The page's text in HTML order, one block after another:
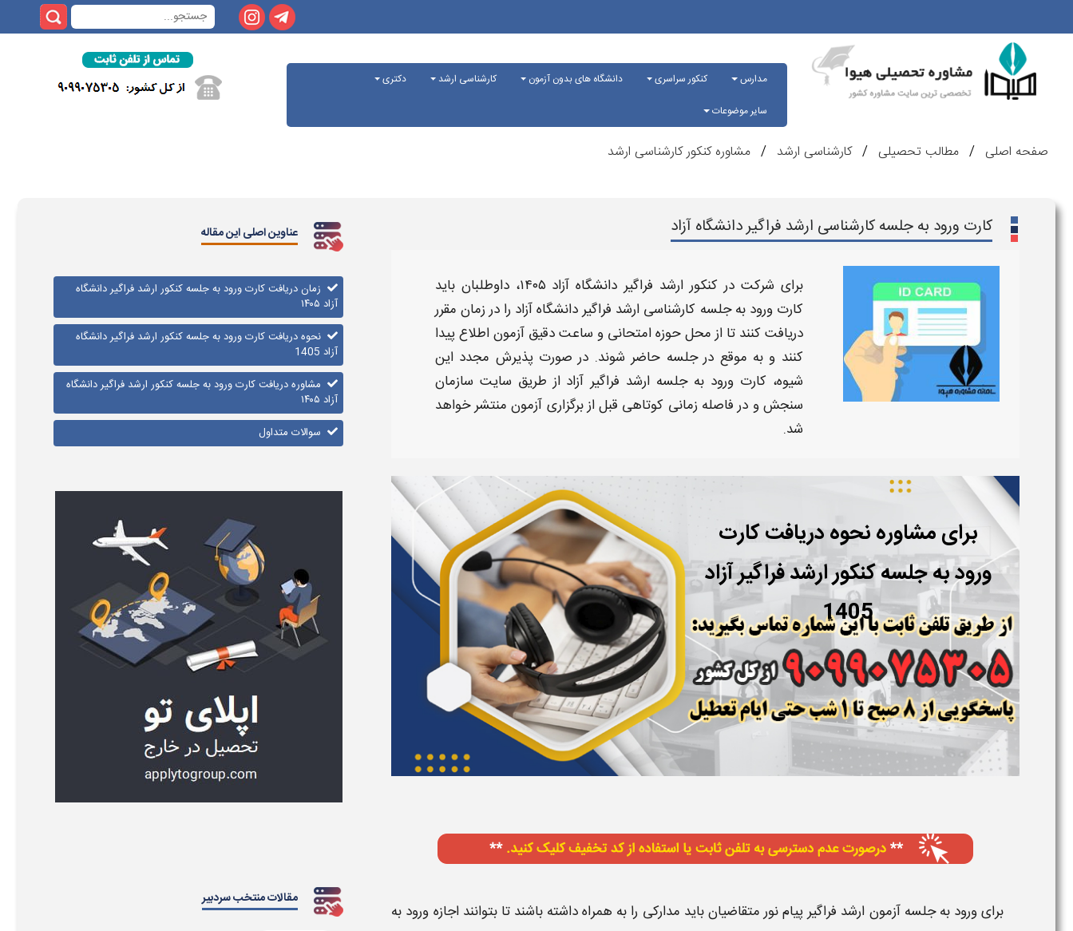
مدارس کنکور سراسری دانشگاه های بدون آزمون کارشناسی ارشد
دکتری
سایر موضوعات
صفحه اصلی مطالب تحصیلی کارشناسی ارشد مشاوره کنکور کارشناسی ارشد
کارت ورود به جلسه کارشناسی ارشد فراگیر دانشگاه آزاد
برای شرکت در کنکور ارشد فراگیر دانشگاه آزاد ۱۴۰۵
، داوطلبان باید
کارت ورود به جلسه کارشناسی ارشد فراگیر دانشگاه آزاد را در زمان مقرر
دریافت کنند تا از محل حوزه امتحانی و ساعت دقیق آزمون اطلاع پیدا
کنند و به موقع در جلسه حاضر شوند. در صورت پذیرش مجدد این
شیوه، کارت ورود به جلسه ارشد فراگیر آزاد از طریق سایت سازمان
سنجش و در فاصله زمانی کوتاهی قبل از برگزاری آزمون منتشر خواهد
شد.
برای مشاوره نحوه دریافت کارت
ورود به جلسه کنکور ارشد فراگیر آزاد
1405
برای ورود بهجلسه آزمون ارشد فراگیر پیام نورمتقاضیان باید مدارکی را به همراه داشته باشند تا بتوانند اجازه ورود به
عناوین اصلی این مقاله
زمان دریافت کارت ورود به جلسه کنکور ارشد فراگیر دانشگاه
آزاد ۱۴۰۵
نحوه دریافت کارت ورود به جلسه کنکور ارشد فراگیر دانشگاه
آزاد 1405
مشاوره دریافت کارت ورود به جلسه کنکور ارشد فراگیر دانشگاه
آزاد ۱۴۰۵
سوالات متداول
مقالات منتخب سردبیر